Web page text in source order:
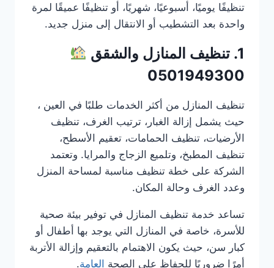
تنظيفًا يوميًا، أسبوعيًا، شهريًا، أو تنظيفًا عميقًا لمرة
واحدة بعد التشطيب أو الانتقال إلى منزل جديد.
1. تنظيف المنازل والشقق
0501949300
تنظيف المنازل من أكثر الخدمات طلبًا في العين ،
حيث يشمل إزالة الغبار، ترتيب الغرف، تنظيف
الأرضيات، تنظيف الحمامات، تعقيم الأسطح،
تنظيف المطبخ، وتلميع الزجاج والمرايا. وتعتمد
الشركة على خطة تنظيف مناسبة لمساحة المنزل
وعدد الغرف وحالة المكان.
تساعد خدمة تنظيف المنازل في توفير بيئة صحية
للأسرة، خاصة في المنازل التي يوجد بها أطفال أو
كبار سن، حيث يكون الاهتمام بالتعقيم وإزالة الأتربة
أمرًا ضروريًا للحفاظ على الصحة العامة.